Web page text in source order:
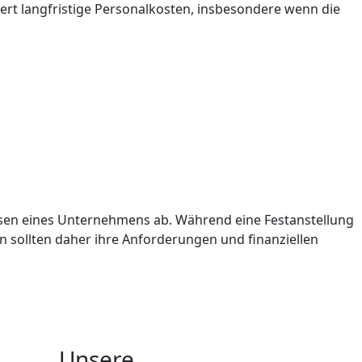
langfristige Personalkosten, insbesondere wenn die
eines Unternehmens ab. Während eine Festanstellung
daher ihre Anforderungen und finanziellen